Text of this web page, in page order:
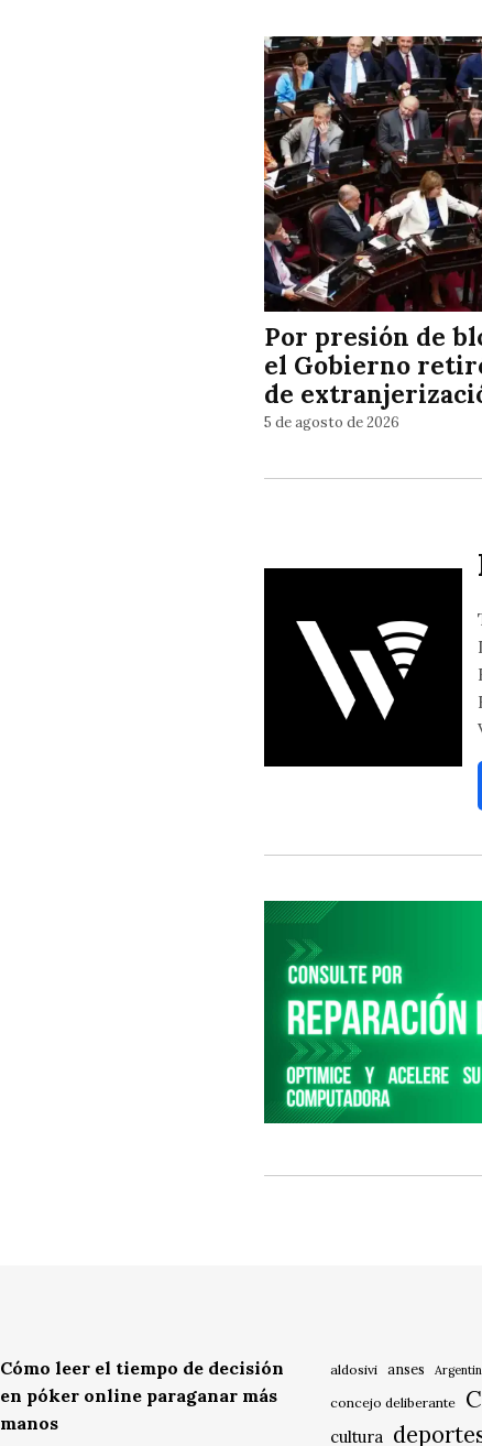
Por presión de
el Gobierno
de
5 de agosto de 2026
Cómo leer el tiempo de decisión
en póker online paraganar más
manos
aldosivi anses
concejo deliberante
cultura